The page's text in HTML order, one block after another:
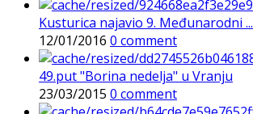
Kusturica najavio 9. Međunarodni ...
12/01/2016 0 comment
49.put "Borina nedelja" u Vranju
23/03/2015 0 comment